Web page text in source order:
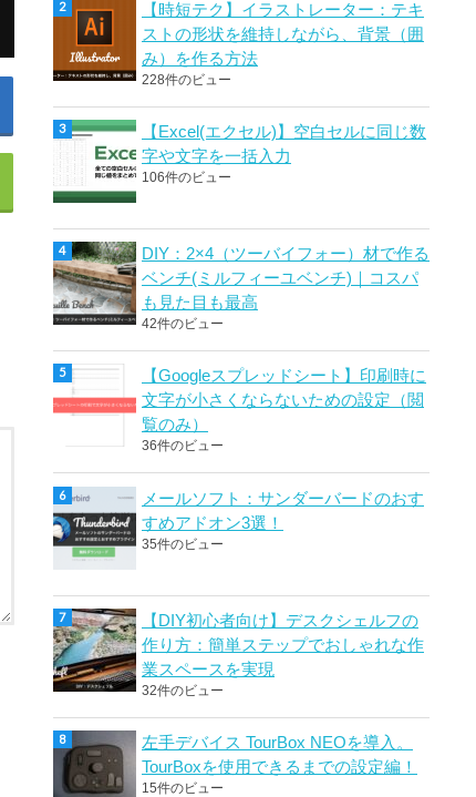
【時短テク】イラストレーター：テキ
ストの形状を維持しながら、背景（囲
み）を作る方法
228件のビュー
【Excel(エクセル)】空白セルに同じ数
字や文字を一括入力
106件のビュー
DIY：2×4（ツーバイフォー）材で作る
ベンチ(ミルフィーユベンチ)｜コスパ
も見た目も最高
42件のビュー
【Googleスプレッドシート】印刷時に
文字が小さくならないための設定（閲
覧のみ）
36件のビュー
メールソフト：サンダーバードのおす
すめアドオン3選！
35件のビュー
【DIY初心者向け】デスクシェルフの
作り方：簡単ステップでおしゃれな作
業スペースを実現
32件のビュー
左手デバイス TourBox NEOを導入。
TourBoxを使用できるまでの設定編！
15件のビュー